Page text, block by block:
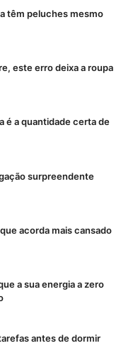
têm peluches mesmo
este erro deixa a roupa
é a quantidade certa de
surpreendente
acorda mais cansado
a sua energia a zero
antes de dormir